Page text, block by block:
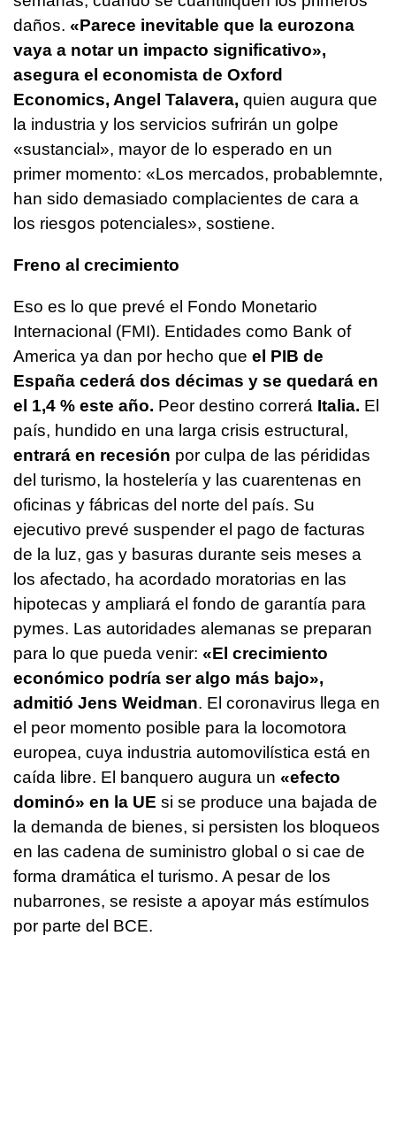
daños. «Parece inevitable que la eurozona
vaya a notar un impacto significativo»,
asegura el economista de Oxford
Economics, Angel Talavera, quien augura que
la industria y los servicios sufrirán un golpe
«sustancial», mayor de lo esperado en un
primer momento: «Los mercados, probablemnte,
han sido demasiado complacientes de cara a
los riesgos potenciales», sostiene.
Freno al crecimiento
Eso es lo que prevé el Fondo Monetario
Internacional (FMI). Entidades como Bank of
America ya dan por hecho que el PIB de
España cederá dos décimas y se quedará en
el 1,4 % este año. Peor destino correrá Italia. El
país, hundido en una larga crisis estructural,
entrará en recesión por culpa de las pérididas
del turismo, la hostelería y las cuarentenas en
oficinas y fábricas del norte del país. Su
ejecutivo prevé suspender el pago de facturas
de la luz, gas y basuras durante seis meses a
los afectado, ha acordado moratorias en las
hipotecas y ampliará el fondo de garantía para
pymes. Las autoridades alemanas se preparan
para lo que pueda venir: «El crecimiento
económico podría ser algo más bajo»,
admitió Jens Weidman. El coronavirus llega en
el peor momento posible para la locomotora
europea, cuya industria automovilística está en
caída libre. El banquero augura un «efecto
dominó» en la UE si se produce una bajada de
la demanda de bienes, si persisten los bloqueos
en las cadena de suministro global o si cae de
forma dramática el turismo. A pesar de los
nubarrones, se resiste a apoyar más estímulos
por parte del BCE.